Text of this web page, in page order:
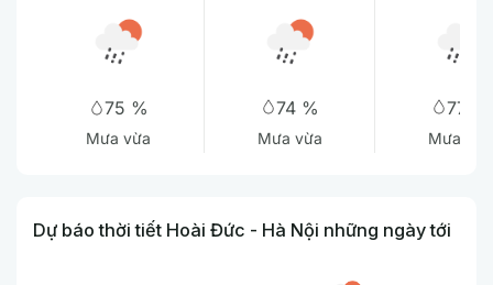
75 %
Mưa vừa
74 %
Mưa vừa
77 %
Mưa vừa
Dự báo thời tiết Hoài Đức - Hà Nội những ngày tới